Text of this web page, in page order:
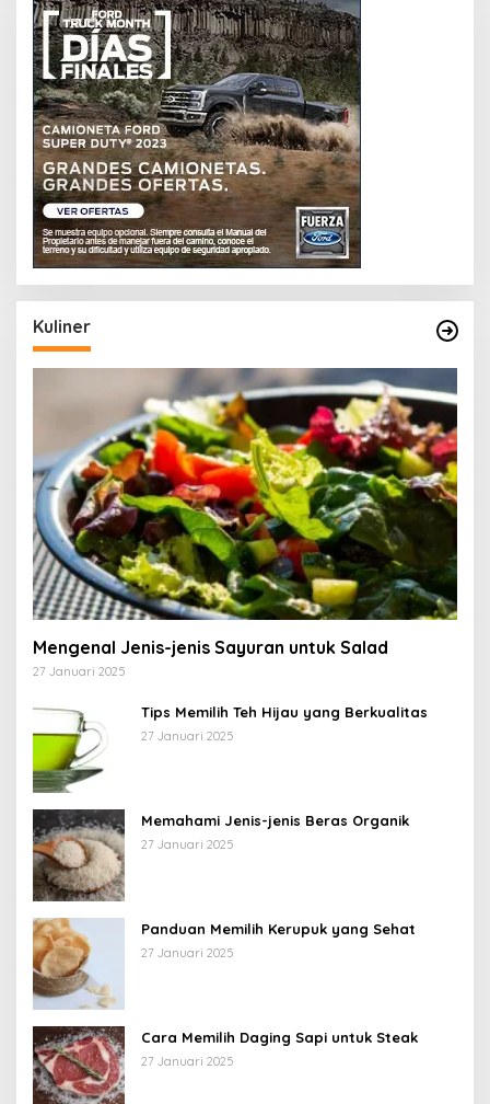
Kuliner
Mengenal Jenis-jenis Sayuran untuk Salad
27 Januari 2025
Tips Memilih Teh Hijau yang Berkualitas
27 Januari 2025
Memahami Jenis-jenis Beras Organik
27 Januari 2025
Panduan Memilih Kerupuk yang Sehat
27 Januari 2025
Cara Memilih Daging Sapi untuk Steak
27 Januari 2025